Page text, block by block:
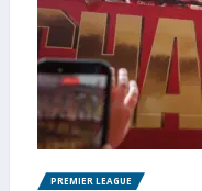
PREMIER LEAGUE